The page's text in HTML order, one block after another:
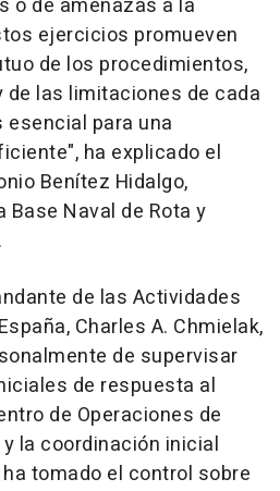
o de amenazas a la
ejercicios promueven
de los procedimientos,
las limitaciones de cada
esencial para una
ha explicado el
Benítez Hidalgo,
Base Naval de Rota y
de las Actividades
Charles A. Chmielak,
de supervisar
de respuesta al
de Operaciones de
y la coordinación inicial
tomado el control sobre